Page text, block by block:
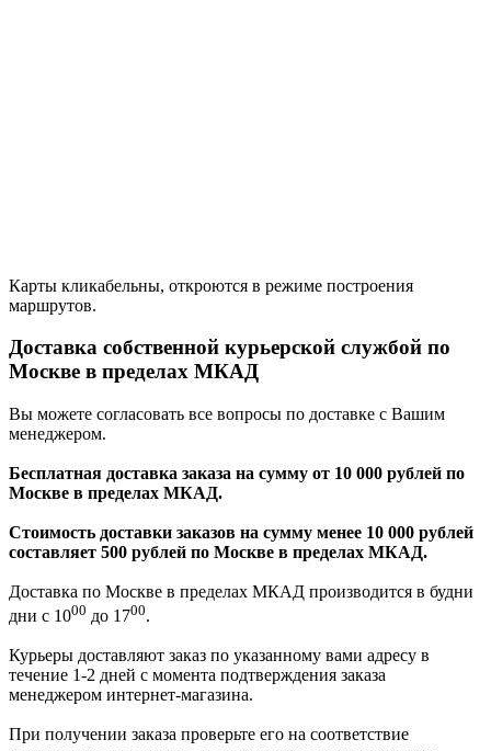
Карты кликабельны, откроются в режиме построения
маршрутов.
Доставка собственной курьерской службой по
Москве в пределах МКАД
Вы можете согласовать все вопросы по доставке с Вашим
менеджером.
Бесплатная доставка заказа на сумму от 10 000 рублей по
Москве в пределах МКАД.
Стоимость доставки заказов на сумму менее 10 000 рублей
составляет 500 рублей по Москве в пределах МКАД.
Доставка по Москве в пределах МКАД производится в будни
дни с 1000 до 1700.
Курьеры доставляют заказ по указанному вами адресу в
течение 1-2 дней с момента подтверждения заказа
менеджером интернет-магазина.
При получении заказа проверьте его на соответствие